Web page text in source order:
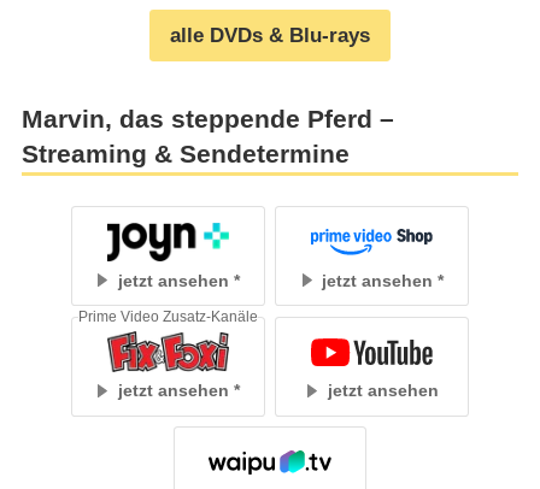
alle DVDs & Blu-rays
Marvin, das steppende Pferd –
Streaming & Sendetermine
jetzt ansehen jetzt ansehen
jetzt ansehen
Prime Video Zusatz-Kanäle
jetzt ansehen